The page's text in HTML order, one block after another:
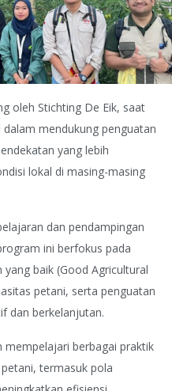
oleh Stichting De Eik, saat
mendukung penguatan
yang lebih
lokal di masing-masing
dan pendampingan
ini berfokus pada
baik (Good Agricultural
petani, serta penguatan
dan berkelanjutan.
berbagai praktik
termasuk pola